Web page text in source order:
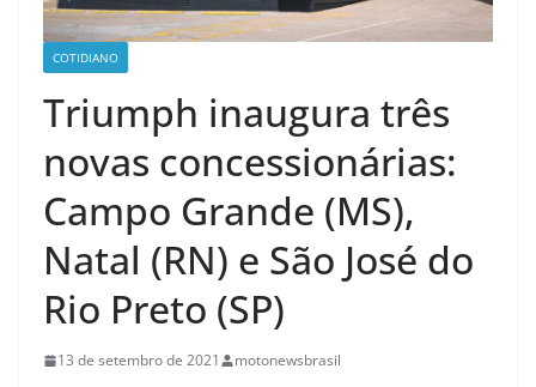
COTIDIANO
Triumph inaugura três
novas concessionárias:
Campo Grande (MS),
Natal (RN) e São José do
Rio Preto (SP)
13 de setembro de 2021 motonewsbrasil